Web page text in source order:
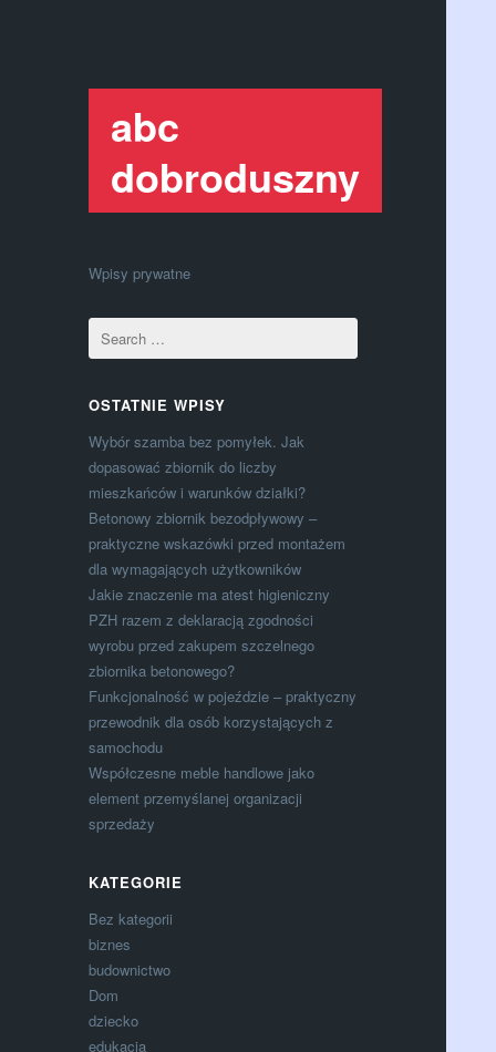
abc
dobroduszny
Wpisy prywatne
OSTATNIE WPISY
Wybór szamba bez pomyłek. Jak
dopasować zbiornik do liczby
mieszkańców i warunków działki?
Betonowy zbiornik bezodpływowy –
praktyczne wskazówki przed montażem
dla wymagających użytkowników
Jakie znaczenie ma atest higieniczny
PZH razem z deklaracją zgodności
wyrobu przed zakupem szczelnego
zbiornika betonowego?
Funkcjonalność w pojeździe – praktyczny
przewodnik dla osób korzystających z
samochodu
Współczesne meble handlowe jako
element przemyślanej organizacji
sprzedaży
KATEGORIE
Bez kategorii
biznes
budownictwo
Dom
dziecko
edukacja